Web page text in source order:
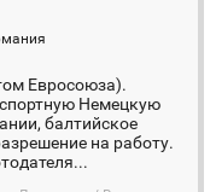
Евросоюза).
Немецкую
балтийское
на работу.